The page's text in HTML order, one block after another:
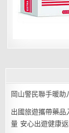
岡山警民聯手暖
出國旅遊攜帶藥
量 安心出遊健康